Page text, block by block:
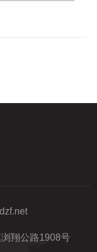
翔公路1908号